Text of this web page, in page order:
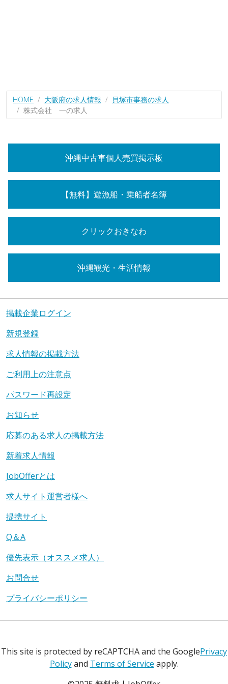
HOME 大阪府の求人情報
貝塚市事務の求人
株式会社 一の求人
沖縄中古車個人売買掲示板
【無料】遊漁船・乗船者名簿
クリックおきなわ
沖縄観光・生活情報
掲載企業ログイン
新規登録
求人情報の掲載方法
ご利用上の注意点
パスワード再設定
お知らせ
応募のある求人の掲載方法
新着求人情報
JobOfferとは
求人サイト運営者様へ
提携サイト
Q＆A
優先表示（オススメ求人）
お問合せ
プライバシーポリシー
This site is protected by reCAPTCHA and the GooglePrivacy
Policyand Terms of Service apply.